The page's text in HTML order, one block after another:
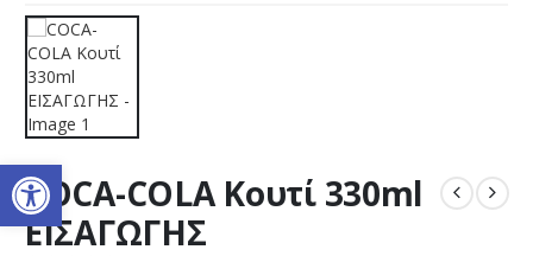
Ανοίξτε τη γραμμή
COCA-COLA Κουτί 330ml
ΕΙΣΑΓΩΓΗΣ